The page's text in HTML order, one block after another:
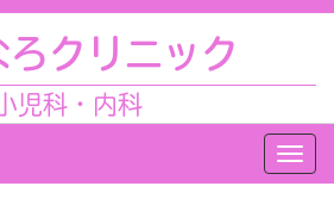
ろクリニック
児科・内科